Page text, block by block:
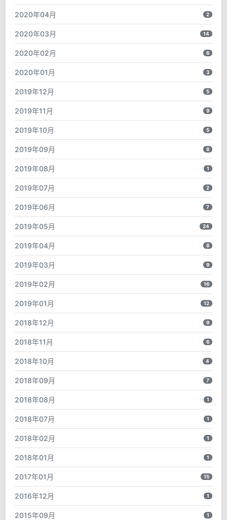
2020年04月 2
2020年03月 14
2020年02月 6
2020年01月 3
2019年12月 5
2019年11月 9
2019年10月 5
2019年09月 8
2019年08月 1
2019年07月 2
2019年06月 7
2019年05月 24
2019年04月 8
2019年03月 9
2019年02月 16
2019年01月 12
2018年12月 9
2018年11月 6
2018年10月 4
2018年09月 7
2018年08月 1
2018年07月 1
2018年02月 1
2018年01月 1
2017年01月 15
2016年12月 1
2015年09月 1